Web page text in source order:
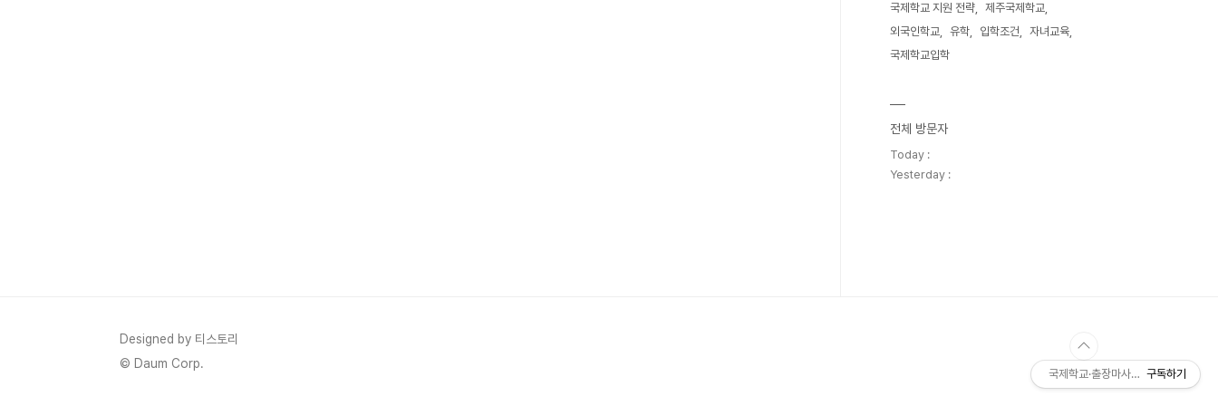
국제학교 지원 전략
제주국제학교
외국인학교
유학 입학조건
자녀교육
국제학교입학
전체 방문자
Today :
Yesterday :
Designed by 티스토리
© Daum Corp.
국제학교·출장마사지·주식 꿀팁 -
구독하기